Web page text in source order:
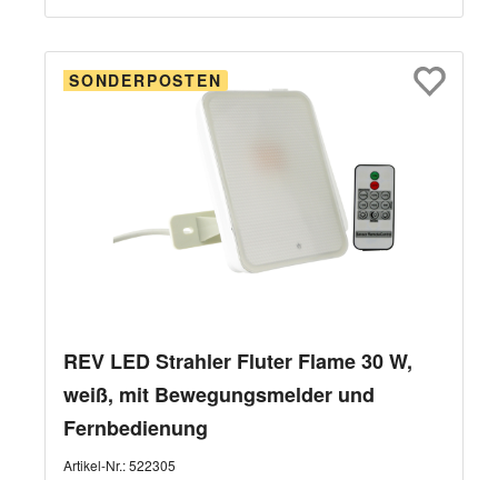
SONDERPOSTEN
REV LED Strahler Fluter Flame 30 W,
weiß, mit Bewegungsmelder und
Fernbedienung
Artikel-Nr.:522305